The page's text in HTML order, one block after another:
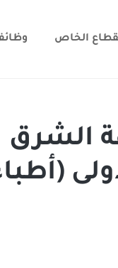
الخاص
الشرق
الأولى